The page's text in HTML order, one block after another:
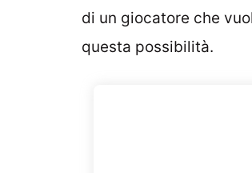
di un giocatore che
questa possibilità.